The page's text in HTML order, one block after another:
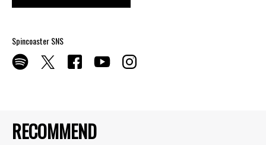
RECOMMEND
Spincoaster SNS